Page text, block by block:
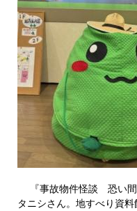
『事故物件怪談 恐い間
タニシさん。地すべり資